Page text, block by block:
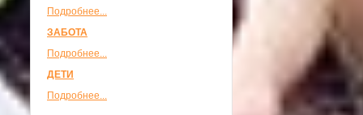
Подробнее...
ЗАБОТА
Подробнее...
ДЕТИ
Подробнее...